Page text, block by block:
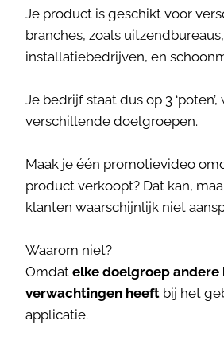
Je product is geschikt voor
branches, zoals
installatiebedrijven, en
Je bedrijf staat dus op 3
verschillende doelgroepen.
Maak je één promotievideo
product verkoopt? Dat kan,
klanten waarschijnlijk niet
Waarom niet?
Omdat elke doelgroep andere
verwachtingen heeft bij het
applicatie.